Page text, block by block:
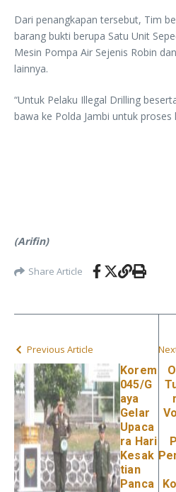
Dari penangkapan tersebut, Tim
barang bukti berupa Satu Unit
Mesin Pompa Air Sejenis Robin
lainnya.
“Untuk Pelaku Illegal Drilling
bawa ke Polda Jambi untuk proses
(Arifin)
Share Article
Previous Article
Korem
045/G
aya
Gelar
Upaca
ra Hari
Kesak
tian
Panca